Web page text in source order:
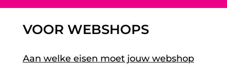
VOOR WEBSHOPS
Aan welke eisen moet jouw webshop